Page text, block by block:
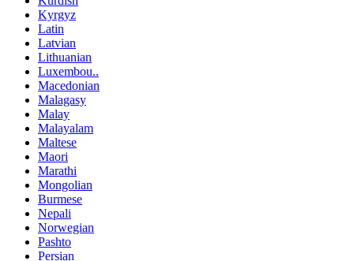
Kyrgyz
Latin
Latvian
Lithuanian
Luxembou..
Macedonian
Malagasy
Malay
Malayalam
Maltese
Maori
Marathi
Mongolian
Burmese
Nepali
Norwegian
Pashto
Persian